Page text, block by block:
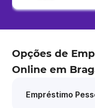
Opções de
Online em
Empréstimo